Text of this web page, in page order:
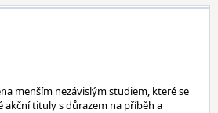
menším nezávislým studiem, které se
akční tituly s důrazem na příběh a